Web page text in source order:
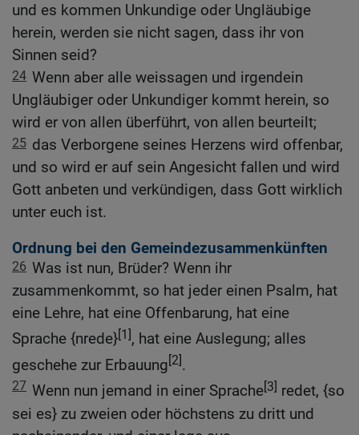
und es kommen Unkundige oder Ungläubige
herein, werden sie nicht sagen, dass ihr von
Sinnen seid?
24 Wenn aber alle weissagen und irgendein
Ungläubiger oder Unkundiger kommt herein, so
wird er von allen überführt, von allen beurteilt;
25 das Verborgene seines Herzens wird offenbar,
und so wird er auf sein Angesicht fallen und wird
Gott anbeten und verkündigen, dass Gott wirklich
unter euch ist.
Ordnung bei den Gemeindezusammenkünften
26 Was ist nun, Brüder? Wenn ihr
zusammenkommt, so hat jeder einen Psalm, hat
eine Lehre, hat eine Offenbarung, hat eine
Sprache {nrede}[1], hat eine Auslegung; alles
geschehe zur Erbauung[2].
27 Wenn nun jemand in einer Sprache[3] redet, {so
sei es} zu zweien oder höchstens zu dritt und